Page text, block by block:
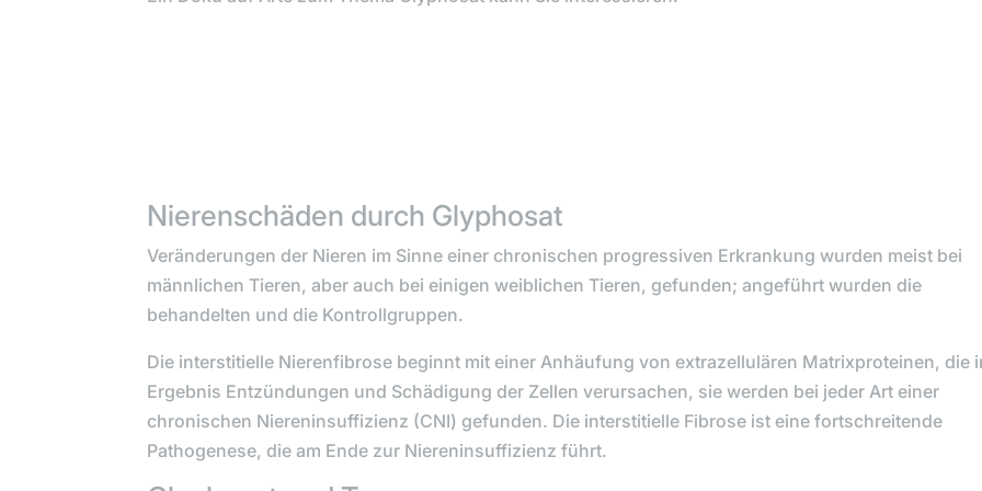
Nierenschäden durch Glyphosat
Veränderungen der Nieren im Sinne einer chronischen progressiven Erkrankung wurden meist bei
männlichen Tieren, aber auch bei einigen weiblichen Tieren, gefunden; angeführt wurden die
behandelten und die Kontrollgruppen.
Die interstitielle Nierenfibrose beginnt mit einer Anhäufung von extrazellulären Matrixproteinen, die
Ergebnis Entzündungen und Schädigung der Zellen verursachen, sie werden bei jeder Art einer
chronischen Niereninsuffizienz (CNI) gefunden. Die interstitielle Fibrose ist eine fortschreitende
Pathogenese, die am Ende zur Niereninsuffizienz führt.